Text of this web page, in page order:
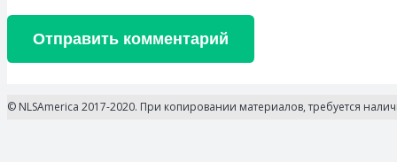
Отправить комментарий
© NLSAmerica 2017-2020. При копировании материалов, требуется